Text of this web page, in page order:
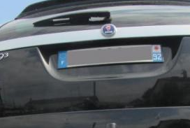
9.7 kgAnhängerkupplung SAAB
se conjugue avec
temps ont changé depuis
fabriqués à la demande dans
à souder et d’un
et la normalisation sont
un attelage doit être